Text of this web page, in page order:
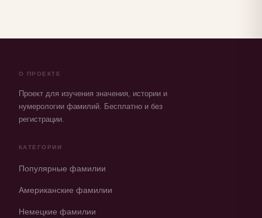
О ПРОЕКТЕ
Проект для изучения значения, истории и
нумерологии фамилий. Бесплатно и без
регистрации.
КАТЕГОРИИ
Популярные фамилии
Американские фамилии
Немецкие фамилии